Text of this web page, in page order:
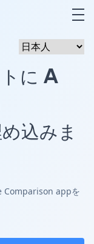
に A
込みま
Comparison appを